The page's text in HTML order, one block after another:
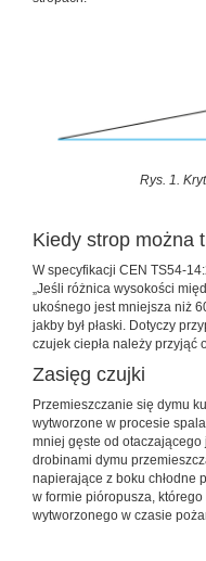
Rys. 1.
Kiedy strop można
W specyfikacji CEN TS54-
„Jeśli różnica wysokości
ukośnego jest mniejsza niż
jakby był płaski. Dotyczy
czujek ciepła należy przyjąć
Zasięg czujki
Przemieszczanie się dymu
wytworzone w procesie
mniej gęste od
drobinami dymu
napierające z boku chłodne
w formie pióropusza, którego
wytworzonego w czasie